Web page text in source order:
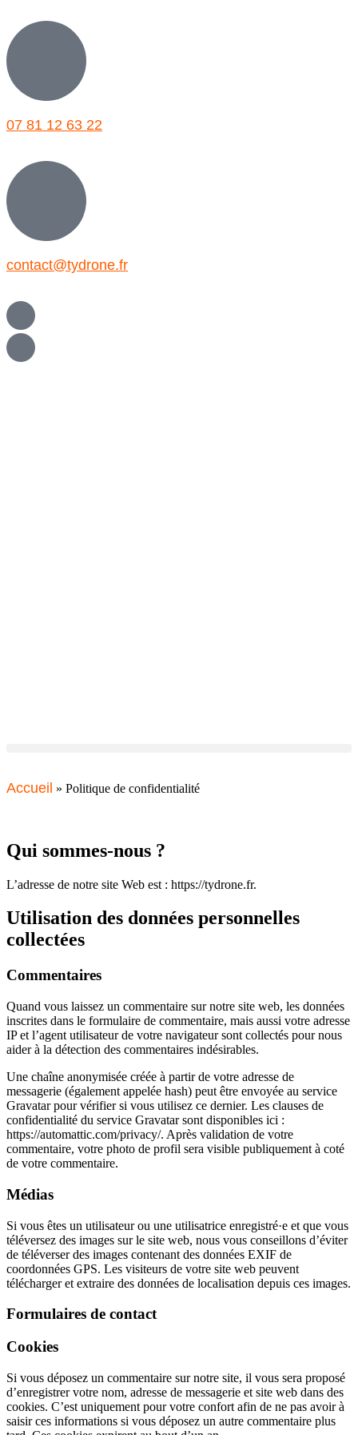
07 81 12 63 22
contact@tydrone.fr
Accueil » Politique de confidentialité
Qui sommes-nous ?
L’adresse de notre site Web est : https://tydrone.fr.
Utilisation des données personnelles
collectées
Commentaires
Quand vous laissez un commentaire sur notre site web, les données
inscrites dans le formulaire de commentaire, mais aussi votre adresse
IP et l’agent utilisateur de votre navigateur sont collectés pour nous
aider à la détection des commentaires indésirables.
Une chaîne anonymisée créée à partir de votre adresse de
messagerie (également appelée hash) peut être envoyée au service
Gravatar pour vérifier si vous utilisez ce dernier. Les clauses de
confidentialité du service Gravatar sont disponibles ici :
https://automattic.com/privacy/. Après validation de votre
commentaire, votre photo de profil sera visible publiquement à coté
de votre commentaire.
Médias
Si vous êtes un utilisateur ou une utilisatrice enregistré·e et que vous
téléversez des images sur le site web, nous vous conseillons d’éviter
de téléverser des images contenant des données EXIF de
coordonnées GPS. Les visiteurs de votre site web peuvent
télécharger et extraire des données de localisation depuis ces images.
Formulaires de contact
Cookies
Si vous déposez un commentaire sur notre site, il vous sera proposé
d’enregistrer votre nom, adresse de messagerie et site web dans des
cookies. C’est uniquement pour votre confort afin de ne pas avoir à
saisir ces informations si vous déposez un autre commentaire plus